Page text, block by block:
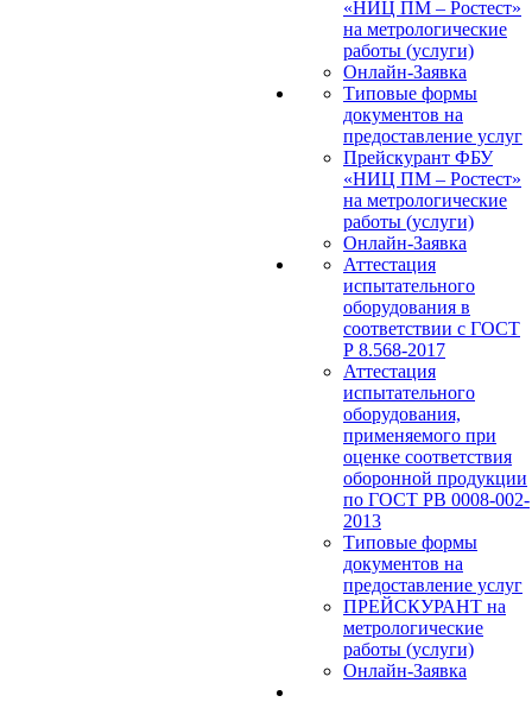
«НИЦ ПМ – Ростест»
на метрологические
работы (услуги)
Онлайн-Заявка
Типовые формы
документов на
предоставление услуг
Прейскурант ФБУ
«НИЦ ПМ – Ростест»
на метрологические
работы (услуги)
Онлайн-Заявка
Аттестация
испытательного
оборудования в
соответствии с ГОСТ
Р 8.568-2017
Аттестация
испытательного
оборудования,
применяемого при
оценке соответствия
оборонной продукции
по ГОСТ РВ 0008-002-
2013
Типовые формы
документов на
предоставление услуг
ПРЕЙСКУРАНТ на
метрологические
работы (услуги)
Онлайн-Заявка